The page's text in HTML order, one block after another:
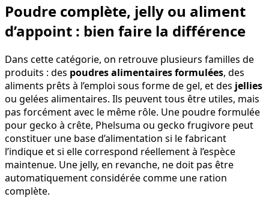
Poudre complète, jelly ou aliment
d’appoint : bien faire la différence
Dans cette catégorie, on retrouve plusieurs familles de
produits : des poudres alimentaires formulées, des
aliments prêts à l’emploi sous forme de gel, et des jellies
ou gelées alimentaires. Ils peuvent tous être utiles, mais
pas forcément avec le même rôle. Une poudre formulée
pour gecko à crête, Phelsuma ou gecko frugivore peut
constituer une base d’alimentation si le fabricant
l’indique et si elle correspond réellement à l’espèce
maintenue. Une jelly, en revanche, ne doit pas être
automatiquement considérée comme une ration
complète.